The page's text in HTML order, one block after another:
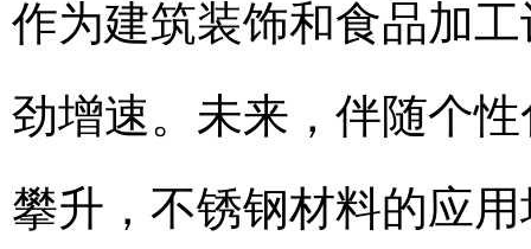
作为建筑装饰和食品加
劲增速。未来，伴随个
攀升，不锈钢材料的应